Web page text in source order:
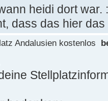
heidi dort war.
dass das hier
Andalusien kostenlos